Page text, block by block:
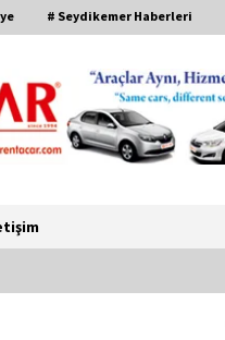
# Seydikemer Haberleri